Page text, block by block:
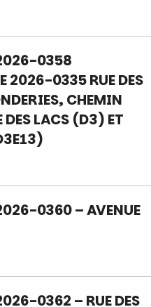
0358
2026-0335 RUE DES
CHEMIN
DES LACS (D3) ET
0360 – AVENUE
0362 – RUE DES